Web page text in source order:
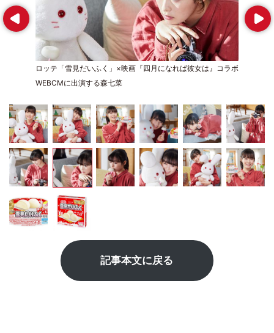
Prev
ロッテ「雪見だいふく」×映画『四月になれば彼女は』コラボ
WEBCMに出演する森七菜
Next
記事本文に戻る